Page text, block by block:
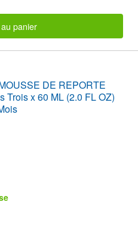
panier
DE REPORTE
Trois x 60 ML (2.0 FL OZ)